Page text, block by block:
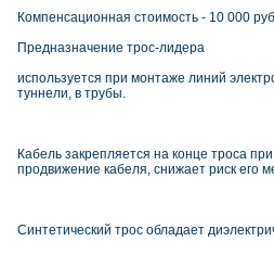
Компенсационная стоимость - 10 000 руб
Предназначение трос-лидера
используется при монтаже линий
туннели, в трубы.
Кабель закрепляется на конце троса
продвижение кабеля, снижает риск его
Синтетический трос обладает